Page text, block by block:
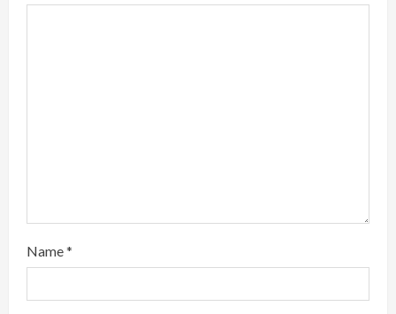
Name*